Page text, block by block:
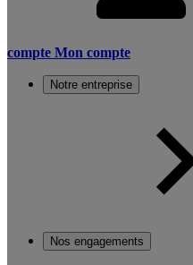
compte Mon compte
Notre entreprise
Nos engagements